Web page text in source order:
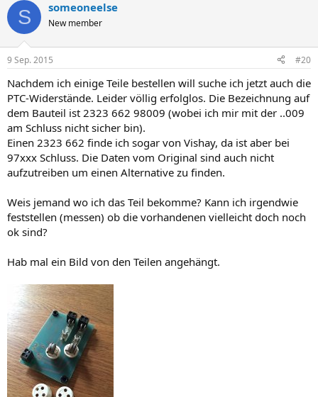
S someoneelse
New member
9 Sep. 2015 #20
Nachdem ich einige Teile bestellen will suche ich jetzt auch die
PTC-Widerstände. Leider völlig erfolglos. Die Bezeichnung auf
dem Bauteil ist 2323 662 98009 (wobei ich mir mit der ..009
am Schluss nicht sicher bin).
Einen 2323 662 finde ich sogar von Vishay, da ist aber bei
97xxx Schluss. Die Daten vom Original sind auch nicht
aufzutreiben um einen Alternative zu finden.
Weis jemand wo ich das Teil bekomme? Kann ich irgendwie
feststellen (messen) ob die vorhandenen vielleicht doch noch
ok sind?
Hab mal ein Bild von den Teilen angehängt.